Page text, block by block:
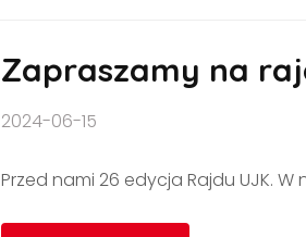
Zapraszamy na
2024-06-15
Przed nami 26 edycja Rajdu UJK.